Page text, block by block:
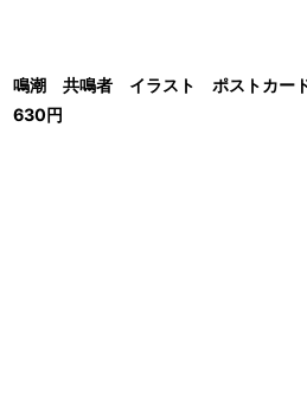
鳴潮 共鳴者 イラスト ポストカード
630円